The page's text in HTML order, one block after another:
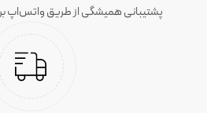
پشتیبانی همیشگی از طریق واتس‌اپ